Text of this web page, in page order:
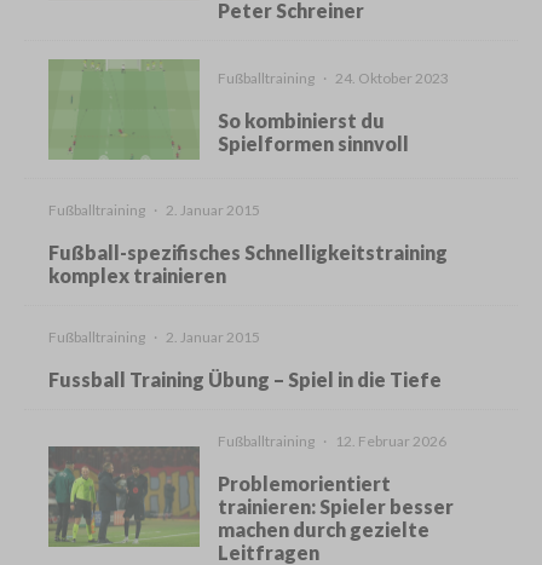
Peter Schreiner
Fußballtraining · 24. Oktober 2023
So kombinierst du
Spielformen sinnvoll
Fußballtraining · 2. Januar 2015
Fußball-spezifisches Schnelligkeitstraining
komplex trainieren
Fußballtraining · 2. Januar 2015
Fussball Training Übung – Spiel in die Tiefe
Fußballtraining · 12. Februar 2026
Problemorientiert
trainieren: Spieler besser
machen durch gezielte
Leitfragen